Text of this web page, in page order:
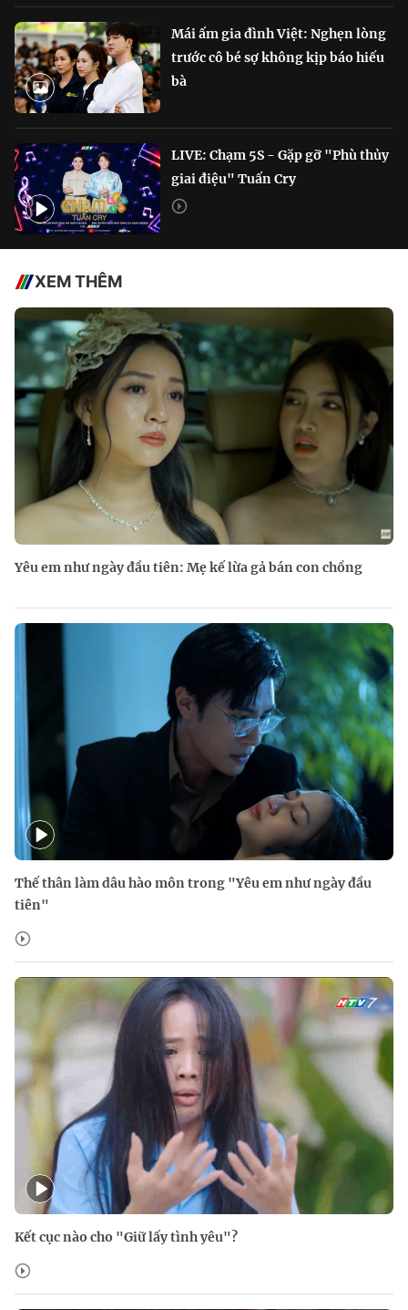
Mái ấm gia đình Việt: Nghẹn lòng
trước cô bé sợ không kịp báo hiếu
bà
LIVE: Chạm 5S - Gặp gỡ "Phù thủy
giai điệu" Tuấn Cry
XEM THÊM
Yêu em như ngày đầu tiên: Mẹ kế lừa gả bán con chồng
Thế thân làm dâu hào môn trong "Yêu em như ngày đầu
tiên"
Kết cục nào cho "Giữ lấy tình yêu"?